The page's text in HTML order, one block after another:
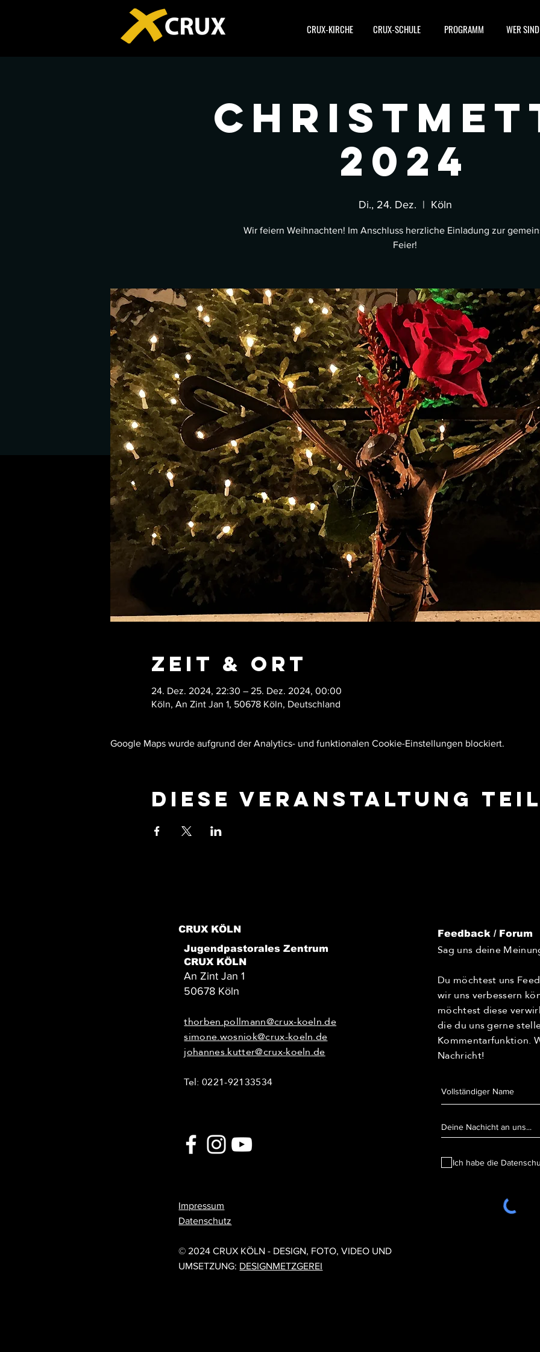
CRUX-KIRCHE CRUX-SCHULE PROGRAMM WER
2024
Di., 24. Dez.
  |
Köln
Wir feiern Weihnachten! Im Anschluss herzliche Einladung zur
Feier!
Zeit & Ort
24. Dez. 2024, 22:30 – 25. Dez. 2024, 00:00
Köln, An Zint Jan 1, 50678 Köln, Deutschland
Google Maps wurde aufgrund der Analytics- und funktionalen Cookie-Einstellungen blockiert.
Diese Veranstaltung
CRUX KÖLN
Jugendpastorales Zentrum
CRUX KÖLN
An Zint Jan 1
50678 Köln
thorben.pollmann@crux-koeln.de
simone.wosniok@crux-koeln.de
johannes.kutter@crux-koeln.de
Tel: 0221-92133534
Impressum
Datenschutz
© 2024 CRUX KÖLN - DESIGN, FOTO, VIDEO UND
UMSETZUNG: DESIGNMETZGEREI
Feedback / Forum
Sag uns deine
Du möchtest uns
wir uns verbessern
möchtest diese
die du uns gerne
Kommentarfunktion.
Nachricht!
Ich habe die